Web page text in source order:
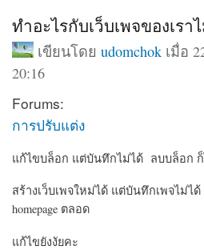
ทำอะไรกับเว็บเพจของเรา
เขียนโดย udomchokเมื่อ
20:16
Forums:
การปรับแต่ง
แก้ไขบล็อก แต่บันทึกไม่ได้ ลบบล็อก
สร้างเว็บเพจใหม่ได้ แต่บันทึกเพจไม่ไ
homepage ตลอด
แก้ไขยังงัยคะ